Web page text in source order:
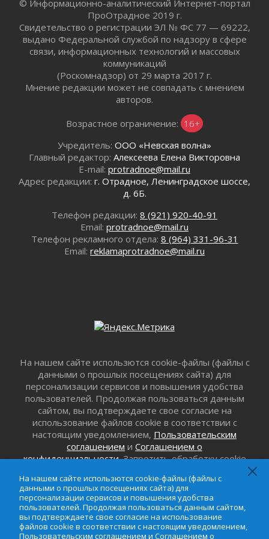
Редкие птенцы козодоя вылупились во
Всеволожском районе Ленобласти
30 июля 2026
Изменение расписания 565 автобуса
Объявлена продажа инвестиционных паев
29 июля 2026
Пик топливного кризиса в Ленинградской
области прошёл
Ленобласть вошла в двадцатку лидеров по
освещению нацпроектов в СМИ
29 июля 2026
Легкоатлеты Ленинградской области вошли в
29 июля 2026
Сотрудница почты в Кингисеппе
инсценировала пожар после кражи почти
полумиллиона рублей
2027 году
29 июля 2026
Спасатели эвакуировали мужчину с
поврежденной ногой из леса в Гатчинском
округе
29 июля 2026
353 дома подключили к газу за неделю в
Ленинградской области
Семья из Кингисеппского района вошла в
число лучших на конкурсе «Семья года»
29 июля 2026
Стихийную свалку строительного мусора
© Информационно-аналитический Интернет-портал
ПроОтрадное 2019 г.
Свидетельство о регистрации ЭЛ № ФС 77 — 69222,
выдано Федеральной службой по надзору в сфере
связи, информационных технологий и массовых
коммуникаций
(Роскомнадзор) от 29 марта 2017 г.
Мнение редакции может не совпадать с мнением
авторов.
Возрастное ограничение: 16+
Учредитель: ООО «Невская волна»
Главный редактор: Алексеева Елена Викторовна
E-mail: protradnoe@mail.ru
Адрес редакции: г. Отрадное, Ленинградское шоссе,
д. 6Б.
Телефон редакции: 8 (921) 920-40-91
Email: protradnoe@mail.ru
Телефон рекламного отдела: 8 (964) 331-96-31
Email: reklamaprotradnoe@mail.ru
На нашем сайте использются cookie-файлы (файлы с
данными о прошлых посещениях сайта) для
персонализации сервисов и повышения удобства
пользователей. Продолжая пользоваться данным
сайтом, вы подтверждаете свое согласие на
использование файлов cookie в соответствии с
настоящим уведомлением, Пользовательским
соглашением и Соглашением о
конфиденциальности. Запретить обработку cookie
На нашем сайте использются cookie-файлы (файлы с
данными о прошлых посещениях сайта) для
персонализации сервисов и повышения удобства
пользователей. Продолжая пользоваться данным сайтом,
вы подтверждаете свое согласие на использование
файлов cookie в соответствии с настоящим уведомлением,
Пользовательским соглашением и Соглашением о